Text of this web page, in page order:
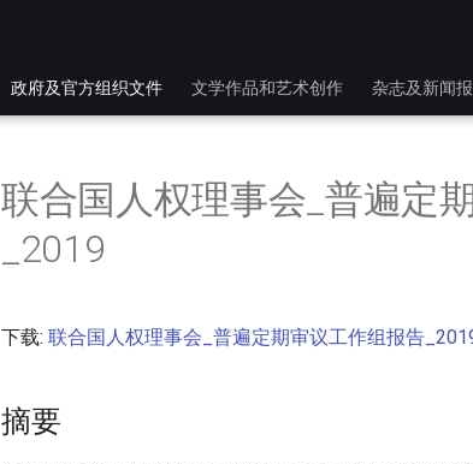
政府及官方组织文件 文学作品和艺术创作 杂志及新闻
联合国人权理事会_普遍定
_2019
下载: 联合国人权理事会_普遍定期审议工作组报告
摘要